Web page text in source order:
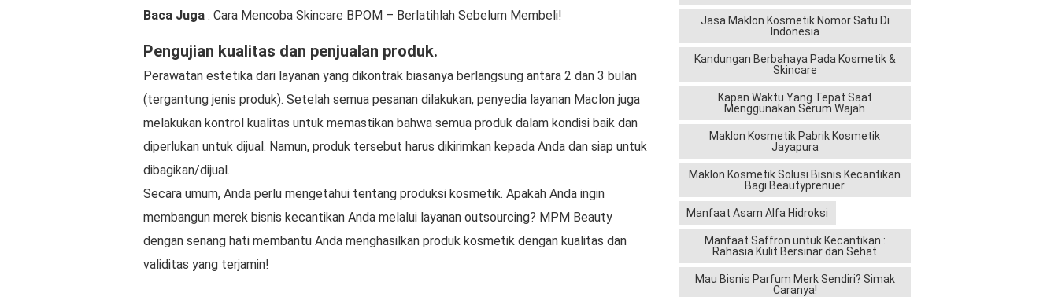
Baca Juga : Cara Mencoba Skincare BPOM – Berlatihlah Sebelum Membeli!
Pengujian kualitas dan penjualan produk.
Perawatan estetika dari layanan yang dikontrak biasanya berlangsung antara 2 dan 3 bulan
(tergantung jenis produk). Setelah semua pesanan dilakukan, penyedia layanan Maclon juga
melakukan kontrol kualitas untuk memastikan bahwa semua produk dalam kondisi baik dan
diperlukan untuk dijual. Namun, produk tersebut harus dikirimkan kepada Anda dan siap untuk
dibagikan/dijual.
Secara umum, Anda perlu mengetahui tentang produksi kosmetik. Apakah Anda ingin
membangun merek bisnis kecantikan Anda melalui layanan outsourcing? MPM Beauty
dengan senang hati membantu Anda menghasilkan produk kosmetik dengan kualitas dan
validitas yang terjamin!
Jasa Maklon Kosmetik Nomor Satu Di
Indonesia
Kandungan Berbahaya Pada Kosmetik &
Skincare
Kapan Waktu Yang Tepat Saat
Menggunakan Serum Wajah
Maklon Kosmetik Pabrik Kosmetik
Jayapura
Maklon Kosmetik Solusi Bisnis Kecantikan
Bagi Beautyprenuer
Manfaat Asam Alfa Hidroksi
Manfaat Saffron untuk Kecantikan :
Rahasia Kulit Bersinar dan Sehat
Mau Bisnis Parfum Merk Sendiri? Simak
Caranya!